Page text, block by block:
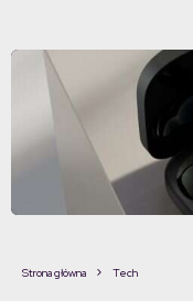
Strona główna Tech